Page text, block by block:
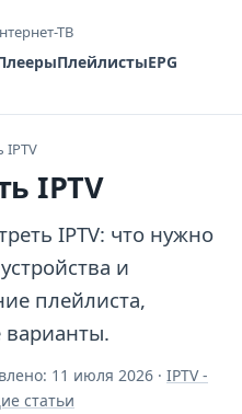
ТВ
ПлейлистыEPG
IPTV
IPTV
IPTV: что нужно
и
плейлиста,
варианты.
11 июля 2026 · IPTV -
статьи